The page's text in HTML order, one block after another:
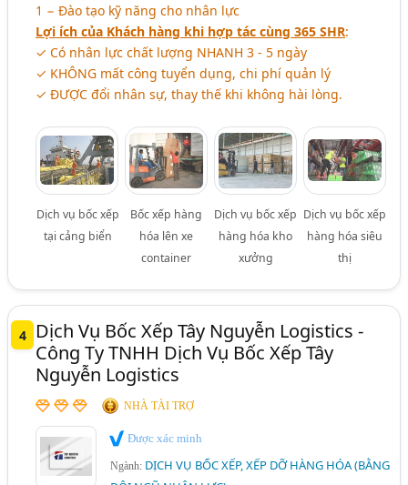
1 − Đào tạo kỹ năng cho nhân lực
Lợi ích của Khách hàng khi hợp tác cùng 365 SHR:
✓ Có nhân lực chất lượng NHANH 3 - 5 ngày
✓ KHÔNG mất công tuyển dụng, chi phí quản lý
✓ ĐƯỢC đổi nhân sự, thay thế khi không hài lòng.
Dịch vụ bốc xếp
tại cảng biển
Bốc xếp hàng
hóa lên xe
container
Dịch vụ bốc xếp
hàng hóa kho
xưởng
Dịch vụ bốc xếp
hàng hóa siêu
thị
4
Dịch Vụ Bốc Xếp Tây Nguyễn Logistics -
Công Ty TNHH Dịch Vụ Bốc Xếp Tây
Nguyễn Logistics
NHÀ TÀI TRỢ
Được xác minh
Ngành: DỊCH VỤ BỐC XẾP, XẾP DỠ HÀNG HÓA (BẰNG